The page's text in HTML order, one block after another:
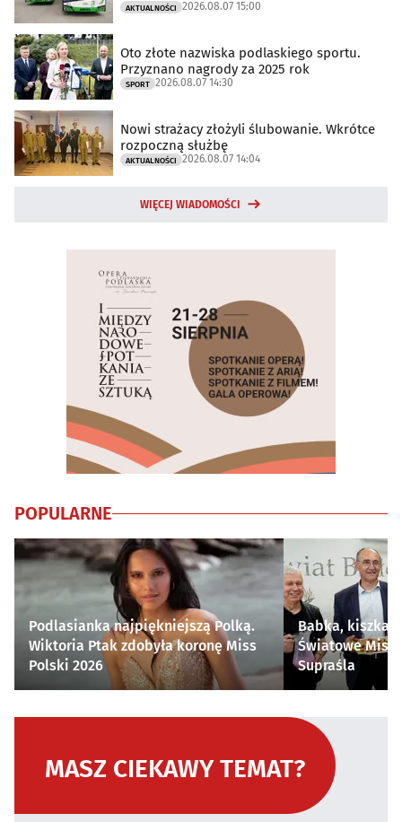
AKTUALNOŚCI 2026.08.07 15:00
Oto złote nazwiska podlaskiego sportu.
Przyznano nagrody za 2025 rok
SPORT 2026.08.07 14:30
Nowi strażacy złożyli ślubowanie. Wkrótce
rozpoczną służbę
AKTUALNOŚCI 2026.08.07 14:04
WIĘCEJ WIADOMOŚCI
POPULARNE
Podlasianka najpiękniejszą Polką.
Wiktoria Ptak zdobyła koronę Miss
Polski 2026
Babka, kiszka i
Światowe
Supraśla
MASZ CIEKAWY TEMAT?